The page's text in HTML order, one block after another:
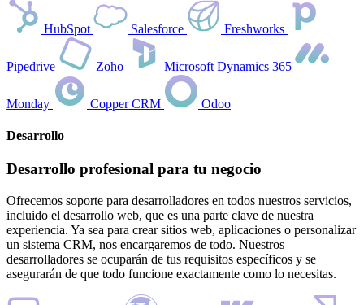
HubSpot Salesforce Freshworks
Pipedrive Zoho Microsoft Dynamics 365
Monday Copper CRM Odoo
Desarrollo
Desarrollo profesional para tu negocio
Ofrecemos soporte para desarrolladores en todos nuestros servicios,
incluido el desarrollo web, que es una parte clave de nuestra
experiencia. Ya sea para crear sitios web, aplicaciones o personalizar
un sistema CRM, nos encargaremos de todo. Nuestros
desarrolladores se ocuparán de tus requisitos específicos y se
asegurarán de que todo funcione exactamente como lo necesitas.